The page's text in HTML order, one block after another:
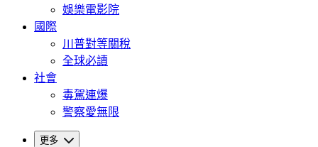
娛樂電影院
國際
川普對等關稅
全球必讀
社會
毒駕連爆
警察愛無限
更多